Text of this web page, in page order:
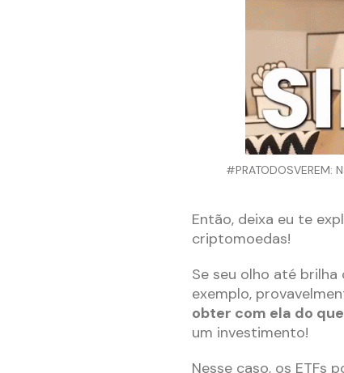
Então, deixa eu te
criptomoedas!
Se seu olho até
exemplo,
obter com ela do
um investimento!
Nesse caso, os ETFs